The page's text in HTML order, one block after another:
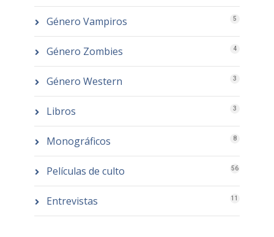
Género Vampiros 5
Género Zombies 4
Género Western 3
Libros 3
Monográficos 8
Películas de culto 56
Entrevistas 11